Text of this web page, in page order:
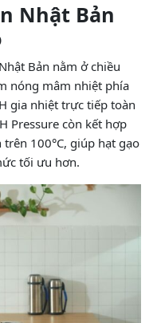
Nhật Bản
Bản nằm ở chiều
nóng mâm nhiệt phía
gia nhiệt trực tiếp toàn
Pressure còn kết hợp
100°C, giúp hạt gạo
tối ưu hơn.